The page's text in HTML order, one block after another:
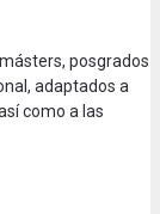
posgrados
adaptados a
como a las